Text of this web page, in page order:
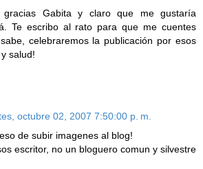
gracias Gabita y claro que me gustaría
Te escribo al rato para que me cuentes
celebraremos la publicación por esos
salud!
octubre 02, 2007 7:50:00 p. m.
de subir imagenes al blog!
escritor, no un bloguero comun y silvestre